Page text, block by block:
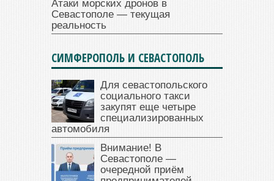
Атаки морских дронов в
Севастополе — текущая
реальность
СИМФЕРОПОЛЬ И СЕВАСТОПОЛЬ
Для севастопольского
социального такси
закупят еще четыре
специализированных
автомобиля
Внимание! В
Севастополе —
очередной приём